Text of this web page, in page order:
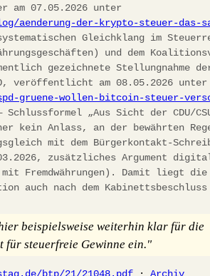
07.05.2026 unter
aenderung-der-krypto-steuer-das-
Gleichklang im
und dem
gezeichnete Stellungnahme der
veröffentlicht am 08.05.2026 unter
gruene-wollen-bitcoin-steuer-
Schlussformel „Aus Sicht der CDU/
kein Anlass, an der bewährten
mit dem Bürgerkontakt-
zusätzliches Argument
Fremdwährungen). Damit liegt die
auch nach dem Kabinettsbeschluss
hier beispielsweise weiterhin klar für die
steuerfreie Gewinne ein."